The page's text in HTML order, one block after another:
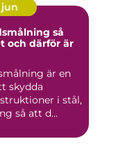
jun
så
och därför är
är en
skydda
i stål,
så att d...